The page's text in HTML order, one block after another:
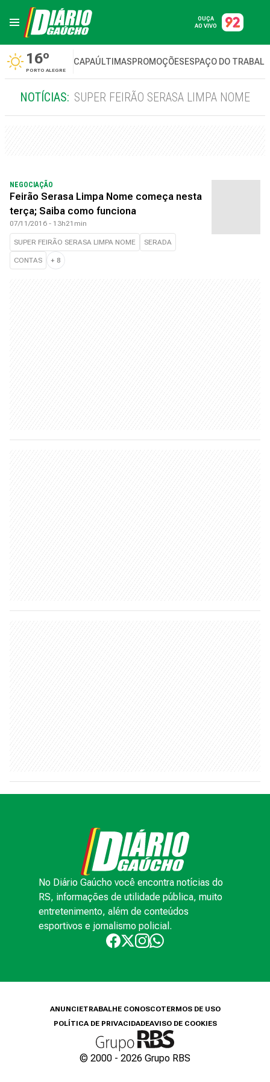
OUÇA
AO VIVO
16º
PORTO ALEGRE
CAPAÚLTIMASPROMOÇÕESESPAÇO DO
NOTÍCIAS: SUPER FEIRÃO SERASA LIMPA NOME
NEGOCIAÇÃO
Feirão Serasa Limpa Nome começa nesta
terça; Saiba como funciona
07/11/2016 - 13h21min
SUPER FEIRÃO SERASA LIMPA NOME SERADA
CONTAS + 8
No Diário Gaúcho você encontra notícias do
RS, informações de utilidade pública, muito
entretenimento, além de conteúdos
esportivos e jornalismo policial.
ANUNCIETRABALHE CONOSCOTERMOS DE USO
POLÍTICA DE PRIVACIDADEAVISO DE COOKIES
© 2000 - 2026 Grupo RBS